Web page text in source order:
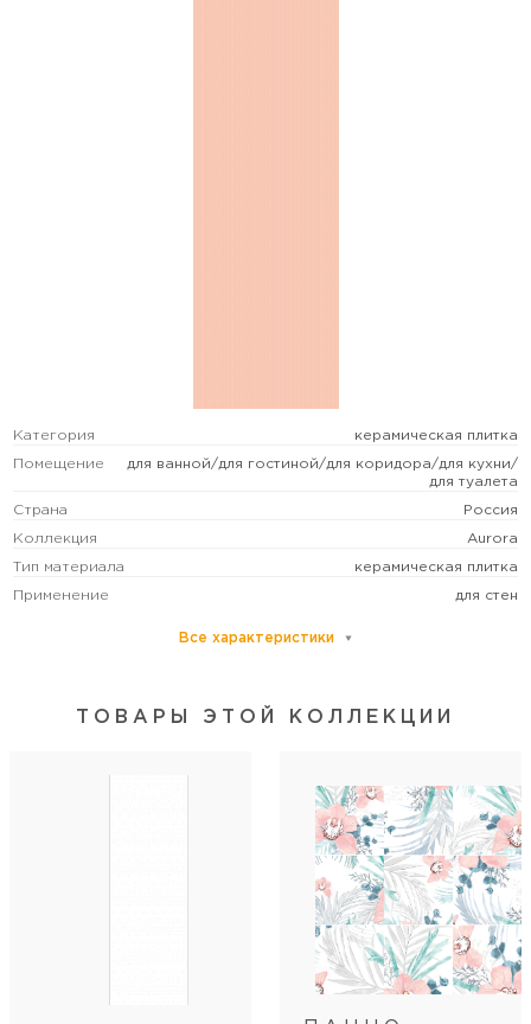
Категория керамическая плитка
Помещение
для ванной/для гостиной/для коридора/для кухни/
для туалета
Страна Россия
Коллекция Aurora
Тип материала керамическая плитка
Применение для стен
моноколор
9
современный
00-00-5-17-01-25-2419
60
20
10
Все характеристики
ТОВАРЫ ЭТОЙ КОЛЛЕКЦИИ